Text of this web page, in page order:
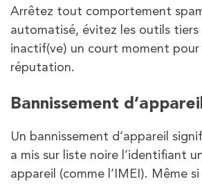
Arrêtez tout comportement
automatisé, évitez les outils tiers
inactif(ve) un court moment
réputation.
Bannissement
Un bannissement d’appareil
a mis sur liste noire l’identifiant
appareil (comme l’IMEI). Même